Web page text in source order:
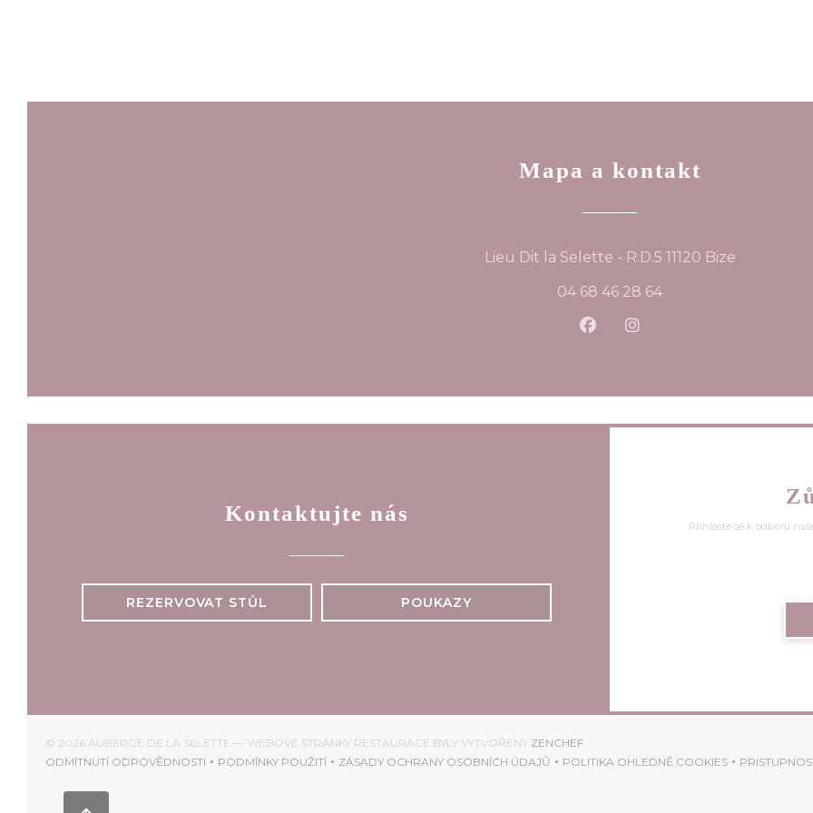
Mapa a kontakt
Lieu Dit la Selette - R.D.5 11120 Bize((otevře se
04 68 46 28 64
Facebook ((otevře se v
Instagram ((otevře se
Kontaktujte nás
REZERVOVAT STŮL POUKAZY
Přihlaste se k odběru
© 2026 AUBERGE DE LA SELETTE — WEBOVÉ STRÁNKY RESTAURACE BYLY VYTVOŘENY ZENCHEF((OTEVŘE SE V NOVÉM OKNĚ))
ODMÍTNUTÍ ODPOVĚDNOSTI
((OTEVŘE SE V NOVÉM OKNĚ))
PODMÍNKY POUŽITÍ
((OTEVŘE SE V NOVÉM OKNĚ))
ZÁSADY OCHRANY OSOBNÍCH ÚDAJŮ
((OTEVŘE SE V NOVÉM OKNĚ))
POLITIKA OHLEDNĚ COOKIES
((OTEVŘE SE V NOVÉM